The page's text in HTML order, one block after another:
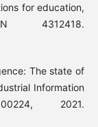
for education,
4312418.
The state of
Information
2021.